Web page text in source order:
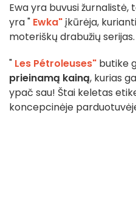
Ewa yra buvusi žurnalistė,
yra " Ewka"įkūrėja,
moteriškų drabužių serijas.
" Les Pétroleuses" butike
prieinamą kainą, kurias
ypač sau! Štai keletas
koncepcinėje